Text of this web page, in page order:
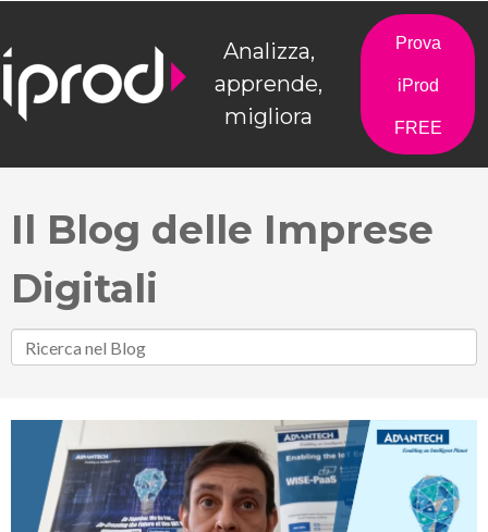
Analizza,
apprende,
migliora
Prova
iProd
FREE
Il Blog delle Imprese
Digitali